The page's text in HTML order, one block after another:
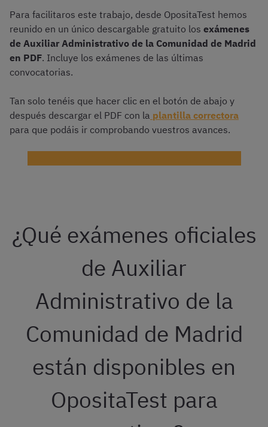
Para facilitaros este trabajo, desde OpositaTest hemos
reunido en un único descargable gratuito los exámenes
de Auxiliar Administrativo de la Comunidad de Madrid
en PDF. Incluye los exámenes de las últimas
convocatorias.
Tan solo tenéis que hacer clic en el botón de abajo y
después descargar el PDF con la plantilla correctora
para que podáis ir comprobando vuestros avances.
¿Qué exámenes oficiales
de Auxiliar
Administrativo de la
Comunidad de Madrid
están disponibles en
OpositaTest para